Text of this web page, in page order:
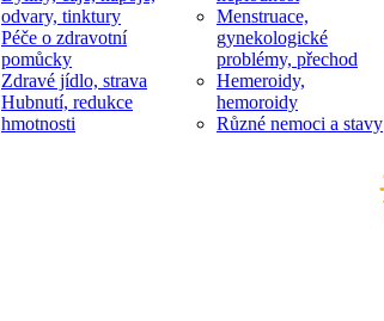
odvary, tinktury
Péče o zdravotní
pomůcky
Zdravé jídlo, strava
Hubnutí, redukce
hmotnosti
Menstruace,
gynekologické
problémy, přechod
Hemeroidy,
hemoroidy
Různé nemoci a stavy